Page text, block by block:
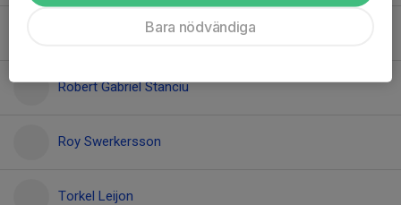
Rio Zätterström
Robert Gabriel Stanciu
Roy Swerkersson
Torkel Leijon
Bara nödvändiga